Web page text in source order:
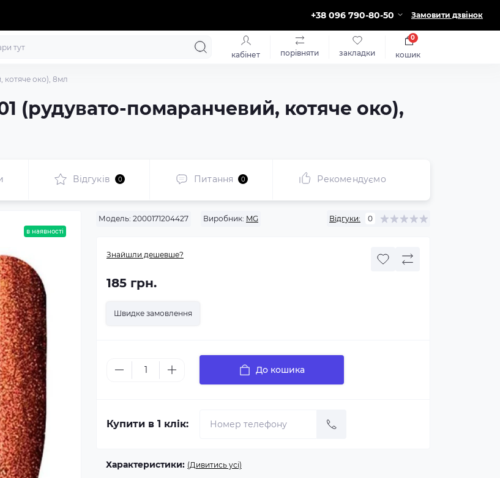
+38 096 790-80-50 Замовити дзвінок
кабінет порівняти закладки кошик
0
котяче око), 8мл
(рудувато-помаранчевий, котяче око),
Відгуків 0 Питання 0 Рекомендуємо
в наявності
Модель: 2000171204427 Виробник: MG Відгуки: 0
Знайшли дешевше?
185 грн.
Швидке замовлення
До кошика
Купити в 1 клік:
Характеристики: (Дивитись усі)